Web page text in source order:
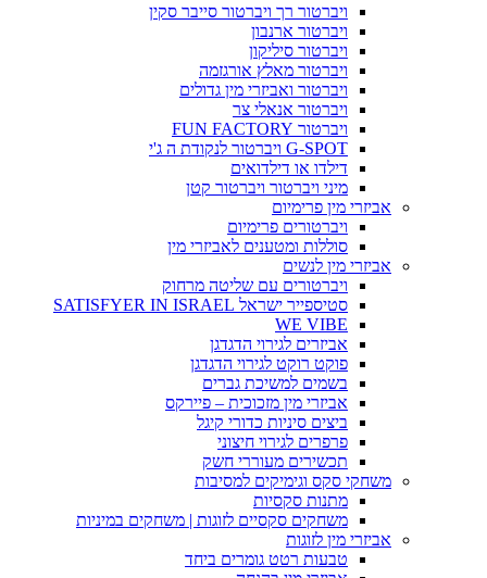
ויברטור רך ויברטור סייבר סקין
ויברטור ארנבון
ויברטור סיליקון
ויברטור מאלץ אורגזמה
ויברטור ואביזרי מין גדולים
ויברטור אנאלי צר
ויברטור FUN FACTORY
G-SPOT ויברטור לנקודת ה ג'י
דילדו או דילדואים
מיני ויברטור ויברטור קטן
אביזרי מין פרימיום
ויברטורים פרימיום
סוללות ומטענים לאביזרי מין
אביזרי מין לנשים
ויברטורים עם שליטה מרחוק
סטיספייר ישראל SATISFYER IN ISRAEL
WE VIBE
אביזרים לגירוי הדגדגן
פוקט רוקט לגירוי הדגדגן
בשמים למשיכת גברים
אביזרי מין מזכוכית – פיירקס
ביצים סיניות כדורי קיגל
פרפרים לגירוי חיצוני
תכשירים מעוררי חשק
משחקי סקס וגימיקים למסיבות
מתנות סקסיות
משחקים סקסיים לזוגות | משחקים במיניות
אביזרי מין לזוגות
טבעות רטט גומרים ביחד